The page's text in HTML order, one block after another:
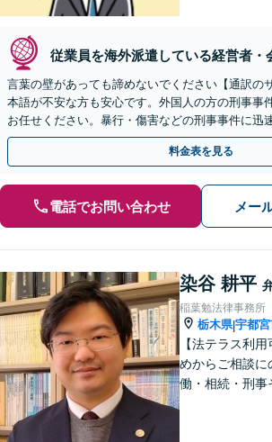
従業員を海外派遣している経営者・
言葉の壁があっても諦めないでください【通訳の
本語が不安な方も安心です。外国人の方の刑事事
お任せください。暴行・傷害などの刑事事件に迅
【事前予約で休日・夜間面談可】
料金表を見る
電話でお問い合わせ メー
染谷 耕平
稲葉勉法律事務所
栃木県|宇都
【法テラス利
めからご相談に
働・相続・刑事